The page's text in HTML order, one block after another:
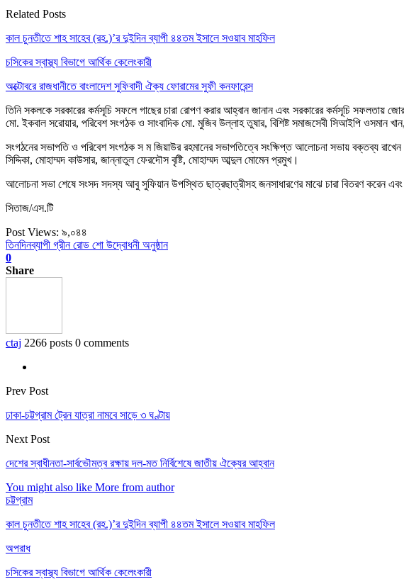
Related Posts
কাল চুনতীতে শাহ সাহেব (রহ.)’র দুইদিন ব্যাপী ৪৪তম ইসালে সওয়াব মাহফিল
চসিকের স্বাস্থ্য বিভাগে আর্থিক কেলেংকারী
অক্টোবরে রাজধানীতে বাংলাদেশ সুফিবাদী ঐক্য ফোরামের সুফী কনফারেন্স
তিনি সকলকে সরকারের কর্মসূচি সফলে গাছের চারা রোপণ করার আহ্বান জানান এবং সরকারের কর্মসূচি সফলতায়
মো. ইকবাল সরোয়ার, পরিবেশ সংগঠক ও সাংবাদিক মো. মুজিব উল্লাহ তুষার, বিশিষ্ট সমাজসেবী সিআইপি ওসমান
সংগঠনের সভাপতি ও পরিবেশ সংগঠক স ম জিয়াউর রহমানের সভাপতিত্বে সংক্ষিপ্ত আলোচনা সভায় বক্তব্য
সিদ্দিকা, মোহাম্মদ কাউসার, জান্নাতুল ফেরদৌস বৃষ্টি, মোহাম্মদ আব্দুল মোমেন প্রমুখ।
আলোচনা সভা শেষে সংসদ সদস্য আবু সুফিয়ান উপস্থিত ছাত্রছাত্রীসহ জনসাধারণের মাঝে চারা বিতরণ করেন
সিতাজ/এস.টি
Post Views: ৯,০৪৪
তিনদিনব্যাপী গ্রীন রোড শো উদ্বোধনী অনুষ্ঠান
0
Share
ctaj 2266 posts 0 comments
Prev Post
ঢাকা-চট্টগ্রাম ট্রেন যাত্রা নামবে সাড়ে ৩ ঘণ্টায়
Next Post
দেশের স্বাধীনতা-সার্বভৌমত্ব রক্ষায় দল-মত নির্বিশেষে জাতীয় ঐক্যের আহ্বান
You might also like More from author
চট্টগ্রাম
কাল চুনতীতে শাহ সাহেব (রহ.)’র দুইদিন ব্যাপী ৪৪তম ইসালে সওয়াব মাহফিল
অপরাধ
চসিকের স্বাস্থ্য বিভাগে আর্থিক কেলেংকারী